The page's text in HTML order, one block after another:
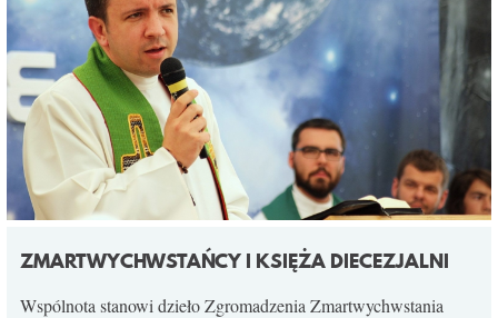
ZMARTWYCHWSTAŃCY I KSIĘŻA DIECEZJALNI
Wspólnota stanowi dzieło Zgromadzenia Zmartwychwstania